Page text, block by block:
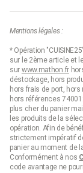
Mentions légales :
* Opération
sur le 2ème article et
sur www.mathon.fr
déstockage, hors
hors frais de port, hors
hors références
plus cher du panier
les produits de la
opération. Afin de
strictement impératif
panier au moment de
Conformément à nos
code avantage ne